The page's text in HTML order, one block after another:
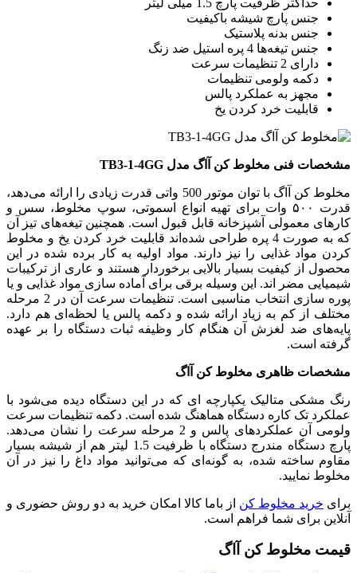
حداکثر ظرفیت پارچ 1.5 میلی لیتر
جنس پارچ شیشه باکیفیت
جنس بدنه پلاستیک
جنس تیغه‌ها 4 پره استیل ضد زنگ
دارای 2 تنظیمات سرعت
دکمه ولومی تنظیمات
مجهز به عملکرد پالس
قابلیت خرد کردن یخ
مشخصات فنی مخلوط کن آاگ مدل TB3-1-4GG
مخلوط کن آاگ با توان موتور 500 واتی قدرت زیادی را ارائه می‌دهد،
قدرت ۵۰۰ وات برای تهیه انواع اسموتی، سوپ مخلوط، سس و
کارهای معمولی آشپزخانه قابل قبول است. همچنین تیغه‌های تیز آن
که به صورت 4 پره طراحی شده‌اند قابلیت خرد کردن یخ و مخلوط
کردن مواد غذایی را نیز دارند. مواد اولیه به کار برده شده در این
محصول از کیفیت بسیار بالایی برخوردار هستند و عاری از ترکیبات
شیمیایی مضر اند. این وسیله برقی برای آماده سازی مواد غذایی و یا
پوره سازی انتخاب مناسبی است. تنظیمات سرعت آن در 2 مرحله
مختلف از کم به زیاد ارائه شده و دکمه پالس یا لحظه‌ای هم دارد.
پایه‌های ضد لغزش آن هنگام کار وظیفه ثبات دستگاه را بر عهده
گرفته است.
مشخصات ظاهری مخلوط کن آاگ
رنگ مشکی متالیک یکپارچه ای که در این دستگاه دیده می‌شود با
عملکرد تک کاره دستگاه هماهنگ شده است. دکمه تنظیمات سرعت
ولومی آن عملکردهای پالس و 2 مرحله سرعت را نشان می‌دهد.
پارچ دستگاه مندرج دستگاه با ظرفیت 1.5 لیتر هم از شیشه بسیار
مقاوم ساخته شده، به گونه‌ای که می‌توانید مواد داغ را نیز در آن
مخلوط نمایید.
برای خرید مخلوط کن از باما کالا امکان خرید به دو روش حضوری و
آنلاین برای شما فراهم است.
قیمت مخلوط کن آاگ